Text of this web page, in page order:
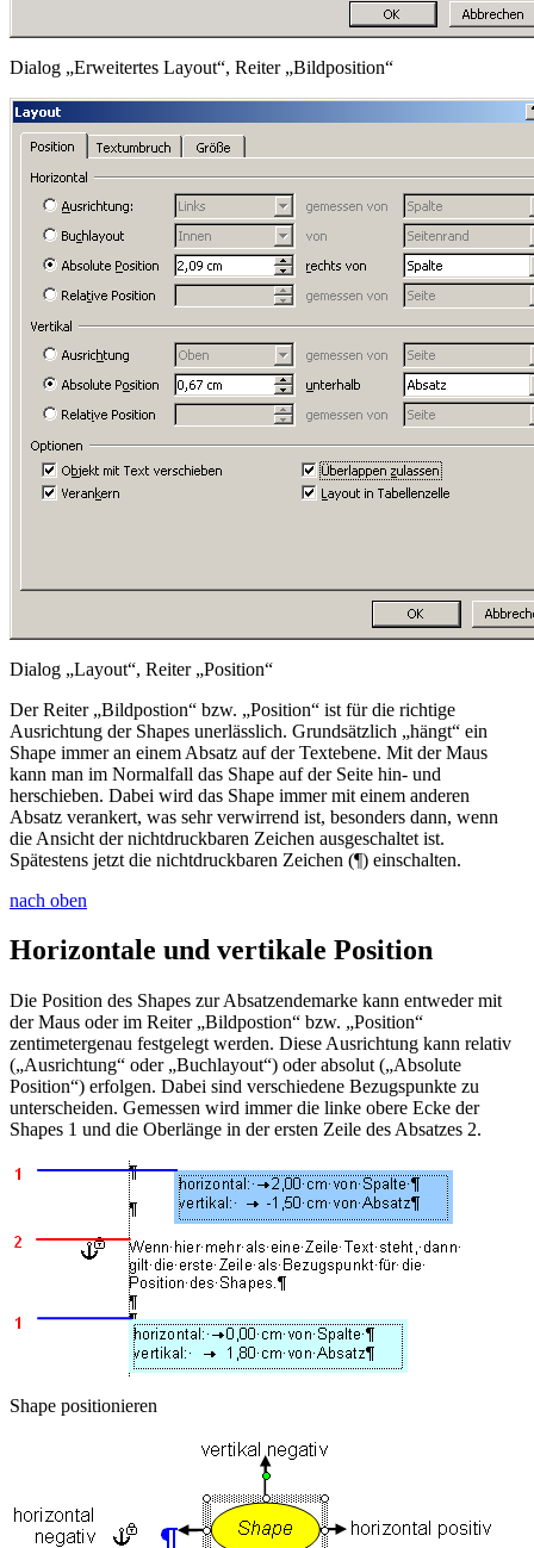
Dialog „Erweitertes Layout“, Reiter „Bildposition“
Dialog „Layout“, Reiter „Position“
Der Reiter „Bildpostion“ bzw. „Position“ ist für die richtige
Ausrichtung der Shapes unerlässlich. Grundsätzlich „hängt“ ein
Shape immer an einem Absatz auf der Textebene. Mit der Maus
kann man im Normalfall das Shape auf der Seite hin- und
herschieben. Dabei wird das Shape immer mit einem anderen
Absatz verankert, was sehr verwirrend ist, besonders dann, wenn
die Ansicht der nichtdruckbaren Zeichen ausgeschaltet ist.
Spätestens jetzt die nichtdruckbaren Zeichen (¶) einschalten.
nach oben
Horizontale und vertikale Position
Die Position des Shapes zur Absatzendemarke kann entweder mit
der Maus oder im Reiter „Bildpostion“ bzw. „Position“
zentimetergenau festgelegt werden. Diese Ausrichtung kann relativ
(„Ausrichtung“ oder „Buchlayout“) oder absolut („Absolute
Position“) erfolgen. Dabei sind verschiedene Bezugspunkte zu
unterscheiden. Gemessen wird immer die linke obere Ecke der
Shapes 1 und die Oberlänge in der ersten Zeile des Absatzes 2.
Shape positionieren